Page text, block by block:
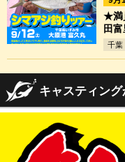
★満
田
千葉
キャスティン